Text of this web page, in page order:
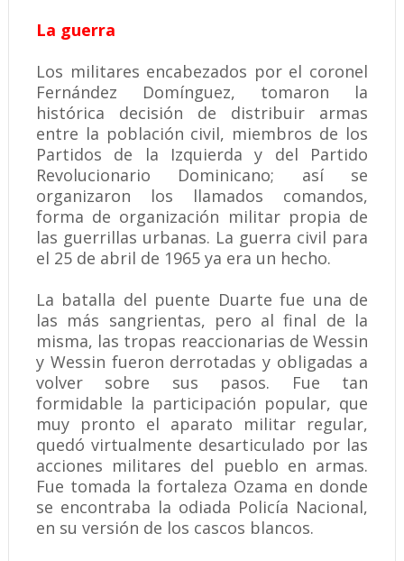
La guerra
Los militares encabezados por el coronel
Fernández Domínguez, tomaron la
histórica decisión de distribuir armas
entre la población civil, miembros de los
Partidos de la Izquierda y del Partido
Revolucionario Dominicano; así se
organizaron los llamados comandos,
forma de organización militar propia de
las guerrillas urbanas. La guerra civil para
el 25 de abril de 1965 ya era un hecho.
La batalla del puente Duarte fue una de
las más sangrientas, pero al final de la
misma, las tropas reaccionarias de Wessin
y Wessin fueron derrotadas y obligadas a
volver sobre sus pasos. Fue tan
formidable la participación popular, que
muy pronto el aparato militar regular,
quedó virtualmente desarticulado por las
acciones militares del pueblo en armas.
Fue tomada la fortaleza Ozama en donde
se encontraba la odiada Policía Nacional,
en su versión de los cascos blancos.